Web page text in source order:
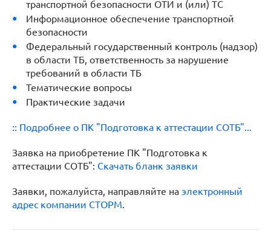
транспортной безопасности ОТИ и (или) ТС
Информационное обеспечение транспортной
безопасности
Федеральный государственный контроль (надзор)
в области ТБ, ответственность за нарушение
требований в области ТБ
Тематические вопросы
Практические задачи
:: Подробнее о ПК "Подготовка к аттестации СОТБ"...
Заявка на приобретение ПК "Подготовка к
аттестации СОТБ": Скачать бланк заявки
Заявки, пожалуйста, направляйте на электронный
адрес компании СТОРМ.